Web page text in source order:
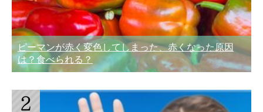
ピーマンが赤く変色してしまった、赤くなった原因
は？食べられる？